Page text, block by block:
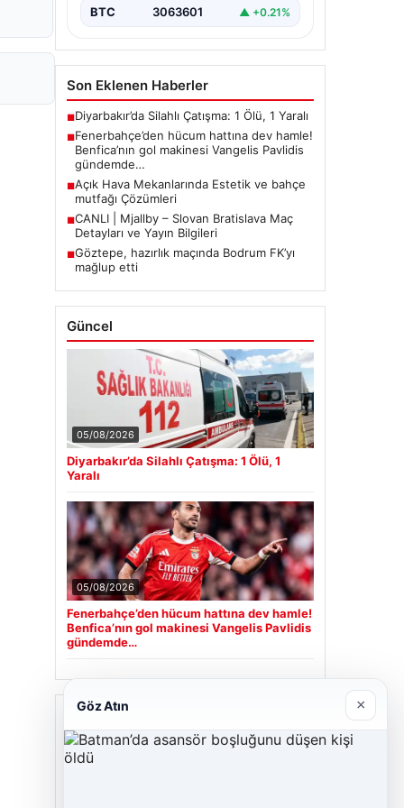
BTC 3063601 ▲ +0.21%
Son Eklenen Haberler
■Diyarbakır’da Silahlı Çatışma: 1 Ölü, 1 Yaralı
■Fenerbahçe’den hücum hattına dev hamle!
Benfica’nın gol makinesi Vangelis Pavlidis
gündemde…
■Açık Hava Mekanlarında Estetik ve bahçe
mutfağı Çözümleri
■CANLI | Mjallby – Slovan Bratislava Maç
Detayları ve Yayın Bilgileri
■Göztepe, hazırlık maçında Bodrum FK’yı
mağlup etti
Güncel
05/08/2026
Diyarbakır’da Silahlı Çatışma: 1 Ölü, 1
Yaralı
05/08/2026
Fenerbahçe’den hücum hattına dev hamle!
Benfica’nın gol makinesi Vangelis Pavlidis
gündemde…
Son Eklenen Firmalar
Cengiz Sigorta
Göz Atın ×